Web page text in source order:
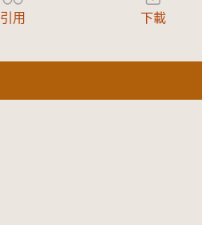
引用 下載